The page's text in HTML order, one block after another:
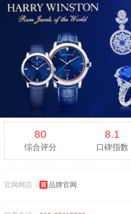
80
综合评分
8.1
口碑指数
官网网店： 品牌官网